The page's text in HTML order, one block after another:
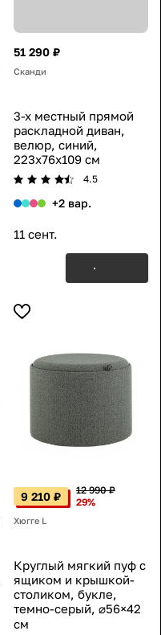
51 290 ₽
Сканди
3-х местный прямой
раскладной диван,
велюр, синий,
223x76x109 см
4.5
+2 вар.
11 сент.
9 210 ₽
12 990 ₽
29%
Хюгге L
Круглый мягкий пуф с
ящиком и крышкой-
столиком, букле,
темно-серый, ⌀56×42
см